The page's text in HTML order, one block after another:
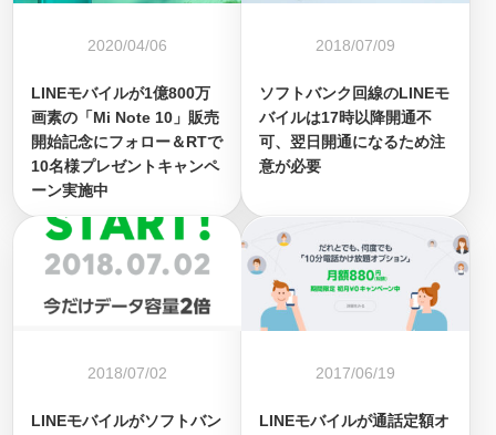
2020/04/06
LINEモバイルが1億800万
画素の「Mi Note 10」販売
開始記念にフォロー＆RTで
10名様プレゼントキャンペ
ーン実施中
2018/07/09
ソフトバンク回線のLINEモ
バイルは17時以降開通不
可、翌日開通になるため注
意が必要
2018/07/02
LINEモバイルがソフトバン
2017/06/19
LINEモバイルが通話定額オ